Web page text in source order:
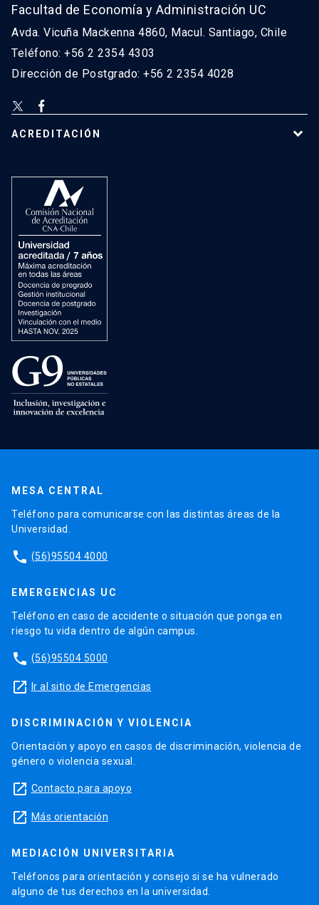
Facultad de Economía y Administración UC
Avda. Vicuña Mackenna 4860, Macul. Santiago, Chile
Teléfono: +56 2 2354 4303
Dirección de Postgrado: +56 2 2354 4028
ACREDITACIÓN
MESA CENTRAL
Teléfono para comunicarse con las distintas áreas de la
Universidad.
phone (56)95504 4000
EMERGENCIAS UC
Teléfono en caso de accidente o situación que ponga en
riesgo tu vida dentro de algún campus.
phone (56)95504 5000
launch Ir al sitio de Emergencias
DISCRIMINACIÓN Y VIOLENCIA
Orientación y apoyo en casos de discriminación, violencia de
género o violencia sexual.
launch Contacto para apoyo
launch Más orientación
MEDIACIÓN UNIVERSITARIA
Teléfonos para orientación y consejo si se ha vulnerado
alguno de tus derechos en la universidad.